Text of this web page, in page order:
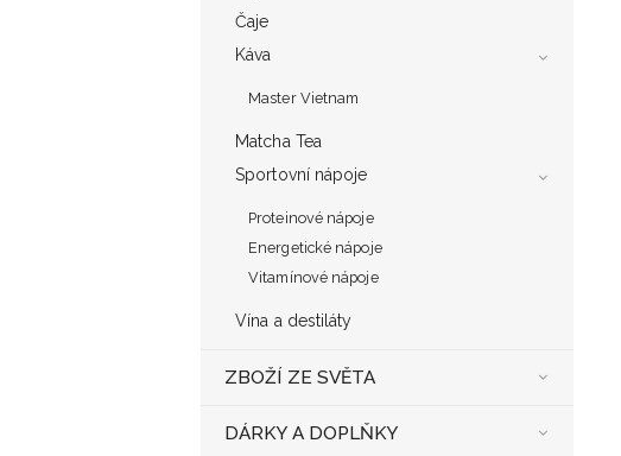
Čaje
Káva
Master Vietnam
Matcha Tea
Sportovní nápoje
Proteinové nápoje
Energetické nápoje
Vitamínové nápoje
Vína a destiláty
ZBOŽÍ ZE SVĚTA
DÁRKY A DOPLŇKY